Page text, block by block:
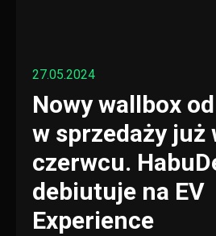
27.05.2024
Nowy wallbox
w sprzedaży już
czerwcu.
debiutuje na EV
Experience